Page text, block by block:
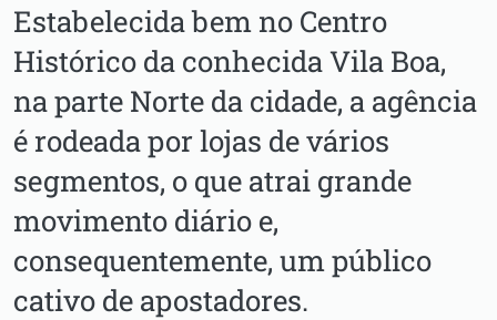
Estabelecida bem no Centro
Histórico da conhecida Vila Boa,
na parte Norte da cidade, a agência
é rodeada por lojas de vários
segmentos, o que atrai grande
movimento diário e,
consequentemente, um público
cativo de apostadores.